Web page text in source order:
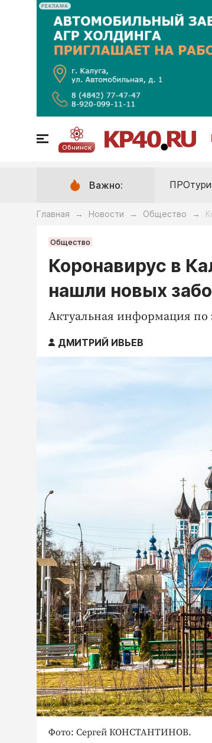
РЕКЛАМА
Обнинск
Важно:
Главная → Новости → Общество →
Общество
Коронавирус в
нашли новых
Актуальная информация по
ДМИТРИЙ ИВЬЕВ
Фото: Сергей КОНСТАНТИНОВ.